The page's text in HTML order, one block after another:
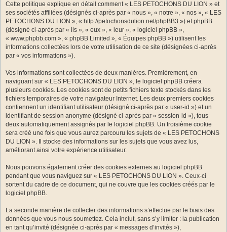
Cette politique explique en détail comment « LES PETOCHONS DU LION » et
ses sociétés affiliées (désignés ci-après par « nous », « notre », « nos », « LES
PETOCHONS DU LION », « http://petochonsdulion.net/phpBB3 ») et phpBB
(désigné ci-après par « ils », « eux », « leur », « logiciel phpBB »,
« www.phpbb.com », « phpBB Limited », « Équipes phpBB ») utilisent les
informations collectées lors de votre utilisation de ce site (désignées ci-après
par « vos informations »).
Vos informations sont collectées de deux manières. Premièrement, en
naviguant sur « LES PETOCHONS DU LION », le logiciel phpBB créera
plusieurs cookies. Les cookies sont de petits fichiers texte stockés dans les
fichiers temporaires de votre navigateur Internet. Les deux premiers cookies
contiennent un identifiant utilisateur (désigné ci-après par « user-id ») et un
identifiant de session anonyme (désigné ci-après par « session-id »), tous
deux automatiquement assignés par le logiciel phpBB. Un troisième cookie
sera créé une fois que vous aurez parcouru les sujets de « LES PETOCHONS
DU LION ». Il stocke des informations sur les sujets que vous avez lus,
améliorant ainsi votre expérience utilisateur.
Nous pouvons également créer des cookies externes au logiciel phpBB
pendant que vous naviguez sur « LES PETOCHONS DU LION ». Ceux-ci
sortent du cadre de ce document, qui ne couvre que les cookies créés par le
logiciel phpBB.
La seconde manière de collecter des informations s’effectue par le biais des
données que vous nous soumettez. Cela inclut, sans s’y limiter : la publication
en tant qu’invité (désignée ci-après par « messages d’invités »),